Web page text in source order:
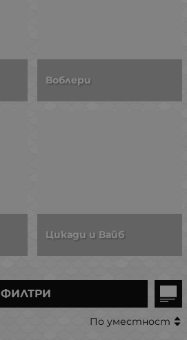
Воблери
Цикади и Вайб
ФИЛТРИ
По уместност